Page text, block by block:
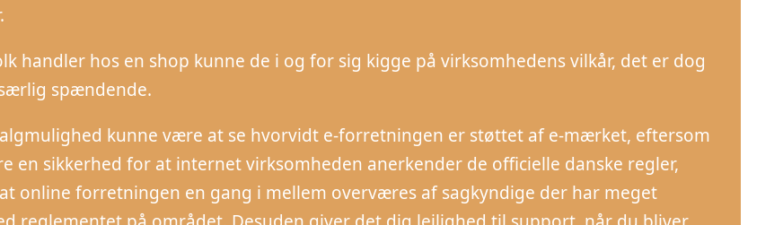
handler hos en shop kunne de i og for sig kigge på virksomhedens vilkår, det er dog
spændende.
kunne være at se hvorvidt e-forretningen er støttet af e-mærket, eftersom
en sikkerhed for at internet virksomheden anerkender de officielle danske regler,
online forretningen en gang i mellem overværes af sagkyndige der har meget